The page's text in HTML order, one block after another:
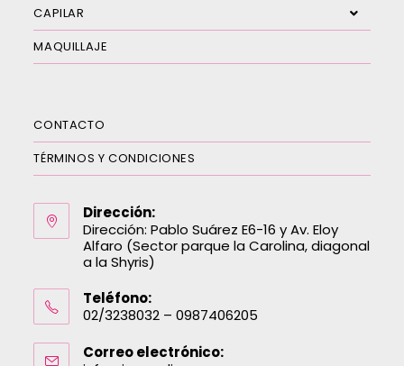
CAPILAR
MAQUILLAJE
CONTACTO
TÉRMINOS Y CONDICIONES
Dirección:
Dirección: Pablo Suárez E6-16 y Av. Eloy
Alfaro (Sector parque la Carolina, diagonal
a la Shyris)
Teléfono:
02/3238032 – 0987406205
Correo electrónico: